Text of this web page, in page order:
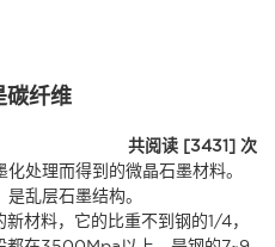
碳纤维
共阅读 [3431] 次
处理而得到的微晶石墨材料。
乱层石墨结构。
料，它的比重不到钢的1/4，